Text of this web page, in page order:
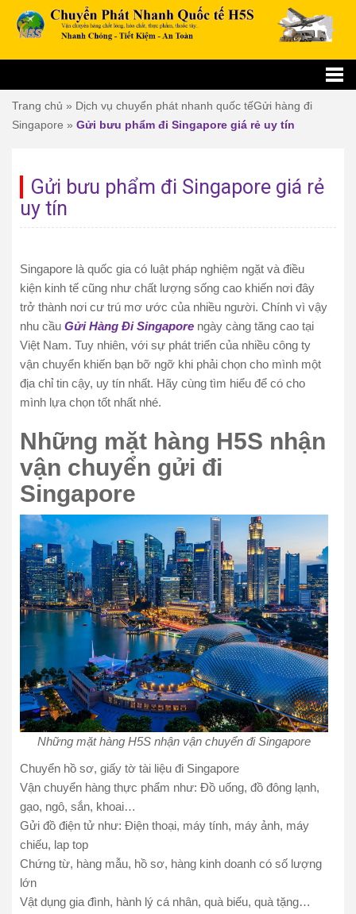
Trang chủ » Dịch vụ chuyển phát nhanh quốc tếGửi hàng đi
Singapore » Gửi bưu phẩm đi Singapore giá rẻ uy tín
Gửi bưu phẩm đi Singapore giá rẻ
uy tín
Singapore là quốc gia có luật pháp nghiệm ngặt và điều
kiện kinh tế cũng như chất lượng sống cao khiến nơi đây
trở thành nơi cư trú mơ ước của nhiều người. Chính vì vậy
nhu cầu Gửi Hàng Đi Singapore ngày càng tăng cao tại
Việt Nam. Tuy nhiên, với sự phát triển của nhiều công ty
vận chuyển khiến bạn bỡ ngỡ khi phải chọn cho mình một
địa chỉ tin cậy, uy tín nhất. Hãy cùng tìm hiểu để có cho
mình lựa chọn tốt nhất nhé.
Những mặt hàng H5S nhận
vận chuyển gửi đi
Singapore
Những mặt hàng H5S nhận vận chuyển đi Singapore
Chuyển hồ sơ, giấy tờ tài liệu đi Singapore
Vận chuyển hàng thực phẩm như: Đồ uống, đồ đông lạnh,
gạo, ngô, sắn, khoai…
Gửi đồ điện tử như: Điện thoại, máy tính, máy ảnh, máy
chiếu, lap top
Chứng từ, hàng mẫu, hồ sơ, hàng kinh doanh có số lượng
lớn
Vật dụng gia đình, hành lý cá nhân, quà biếu, quà tặng…